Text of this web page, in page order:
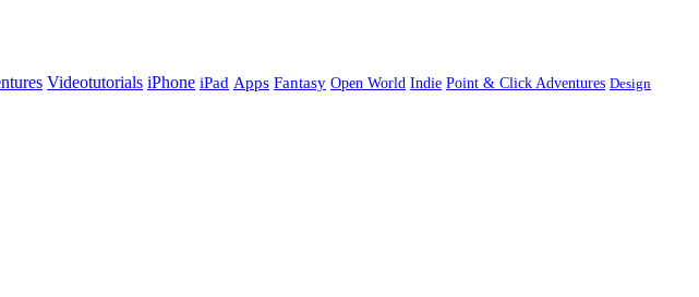
Videotutorials iPhone iPad Apps Fantasy Open World Indie Point & Click Adventures Design